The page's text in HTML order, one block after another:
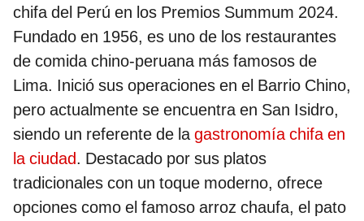
chifa del Perú en los Premios Summum 2024.
Fundado en 1956, es uno de los restaurantes
de comida chino-peruana más famosos de
Lima. Inició sus operaciones en el Barrio Chino,
pero actualmente se encuentra en San Isidro,
siendo un referente de lagastronomía chifa en
la ciudad. Destacado por sus platos
tradicionales con un toque moderno, ofrece
opciones como el famoso arroz chaufa, el pato